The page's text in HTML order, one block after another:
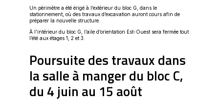
Un périmètre a été érigé à l’extérieur du bloc G, dans le
stationnement, où des travaux d’excavation auront cours afin de
préparer la nouvelle structure.
À l’intérieur du bloc G, l’aile d’orientation Est-Ouest sera fermée tout
l’été aux étages 1, 2 et 3.
Poursuite des travaux dans
la salle à manger du bloc C,
du 4 juin au 15 août